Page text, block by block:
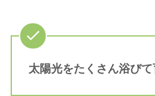
太陽光をたくさん浴び